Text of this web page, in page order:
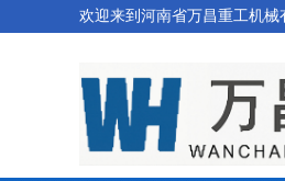
欢迎来到河南省万昌重工机